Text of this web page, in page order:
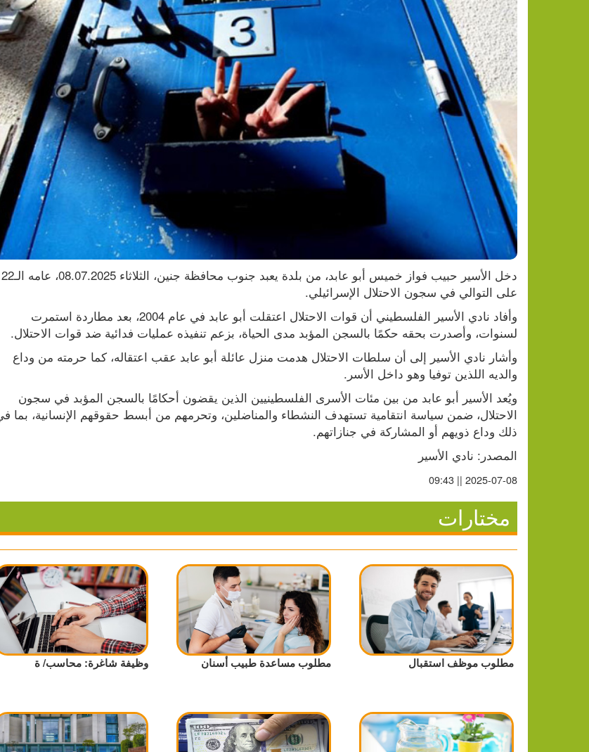
على التوالي في سجون الاحتلال الإسرائيلي.
لسنوات، وأصدرت بحقه حكمًا بالسجن المؤبد مدى الحياة، بزعم تنفيذه عمليات فدائية ضد قوات الاحتلال.
والديه اللذين توفيا وهو داخل الأسر.
ذلك وداع ذويهم أو المشاركة في جنازاتهم.
المصدر: نادي الأسير
2025-07-08 || 09:43
مختارات
مطلوب موظف استقبال مطلوب مساعدة طبيب أسنان وظيفة شاغرة: محاسب/ ة